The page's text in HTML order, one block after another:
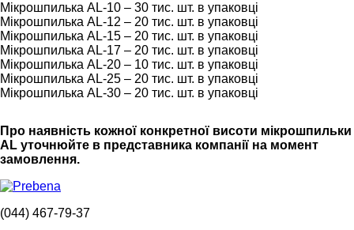
Мікрошпилька AL-10 – 30 тис. шт. в упаковці
Мікрошпилька AL-12 – 20 тис. шт. в упаковці
Мікрошпилька AL-15 – 20 тис. шт. в упаковці
Мікрошпилька AL-17 – 20 тис. шт. в упаковці
Мікрошпилька AL-20 – 10 тис. шт. в упаковці
Мікрошпилька AL-25 – 20 тис. шт. в упаковці
Мікрошпилька AL-30 – 20 тис. шт. в упаковці
Про наявність кожної конкретної висоти мікрошпильки
AL уточнюйте в представника компанії на момент
замовлення.
(044) 467-79-37